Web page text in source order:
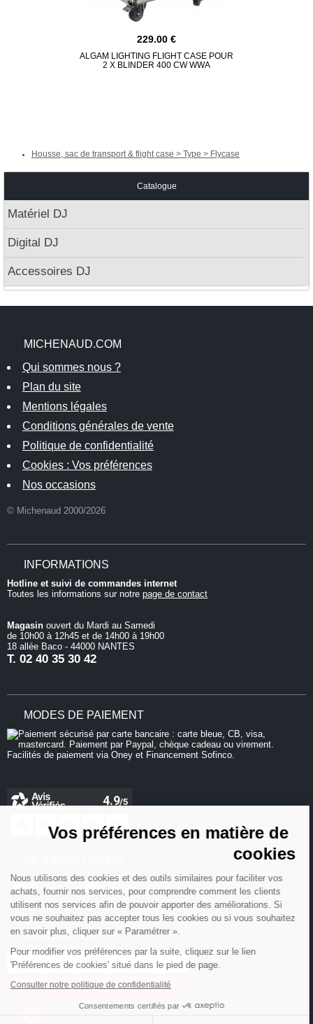
Continuer sans accepter
Vos préférences en matière de
cookies
Nous utilisons des cookies et des outils similaires pour faciliter vos
achats, fournir nos services, pour comprendre comment les clients
utilisent nos services afin de pouvoir apporter des améliorations. Si
vous ne souhaitez pas accepter tous les cookies ou si vous souhaitez
en savoir plus, cliquer sur « Paramétrer ».
Pour modifier vos préférences par la suite, cliquez sur le lien
'Préférences de cookies' situé dans le pied de page.
Consulter notre politique de confidentialité
Consentements certifiés par
229.00
ALGAM LIGHTING FLIGHT CASE POUR
2 X BLINDER 400 CW WWA
Housse, sac de transport & flight case > Type > Flycase
Catalogue
Matériel DJ
Digital DJ
Accessoires DJ
MICHENAUD.COM
Qui sommes nous ?
Plan du site
Mentions légales
Conditions générales de vente
Politique de confidentialité
Cookies : Vos préférences
Nos occasions
© Michenaud 2000/2026
INFORMATIONS
Hotline et suivi de commandes internet
Toutes les informations sur notre page de contact
Magasin ouvert du Mardi au Samedi
de 10h00 à 12h45 et de 14h00 à 19h00
18 allée Baco - 44000 NANTES
T. 02 40 35 30 42
MODES DE PAIEMENT
NEWSLETTER